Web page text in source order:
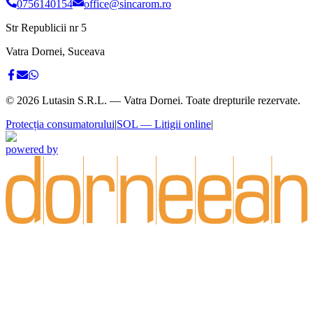
0756140154
office@sincarom.ro
Str Republicii nr 5
Vatra Dornei, Suceava
© 2026 Lutasin S.R.L. — Vatra Dornei. Toate drepturile rezervate.
Protecția consumatorului|SOL — Litigii online|
powered by